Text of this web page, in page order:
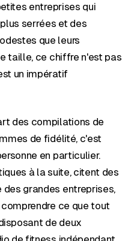
entreprises qui
serrées et des
que leurs
taille, ce chiffre n'est pas
un impératif
des compilations de
de fidélité, c'est
en particulier.
à la suite, citent des
grandes entreprises,
ce que tout
de deux